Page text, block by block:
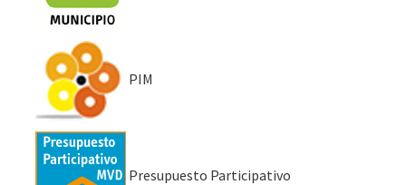
PIM
Presupuesto Participativo